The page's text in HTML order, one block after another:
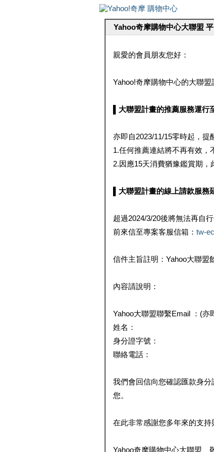
Yahoo奇摩購物中心大聯盟
親愛的會員朋友您好：
Yahoo!奇摩購物中心的大聯盟
▌大聯盟計畫的推薦服務運行
亦即自2023/11/15零時起，提
1.任何推薦連結將不再有效，
2.因應15天消費猶豫鑑賞期，
▌大聯盟計畫的線上請款服務
超過2024/3/20後將無法再自
前來信至專案客服信箱： tw-
信件主旨註明：Yahoo大聯盟
內容請說明：
Yahoo大聯盟聯繫Email ：(亦
姓名：
身分證字號：
聯絡電話：
我們會回信向您確認匯款身
您。
在此非常感謝您多年來的支持
Yahoo奇摩購物中心大聯盟